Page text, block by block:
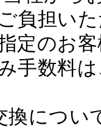
負担い
定のお
手数料
換につい